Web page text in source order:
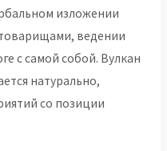
изложении
ведении
с самой собой. Вулкан
натурально,
со позиции